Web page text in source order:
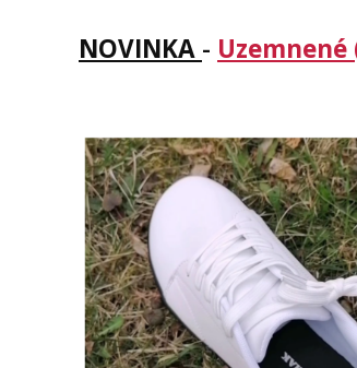
NOVINKA -